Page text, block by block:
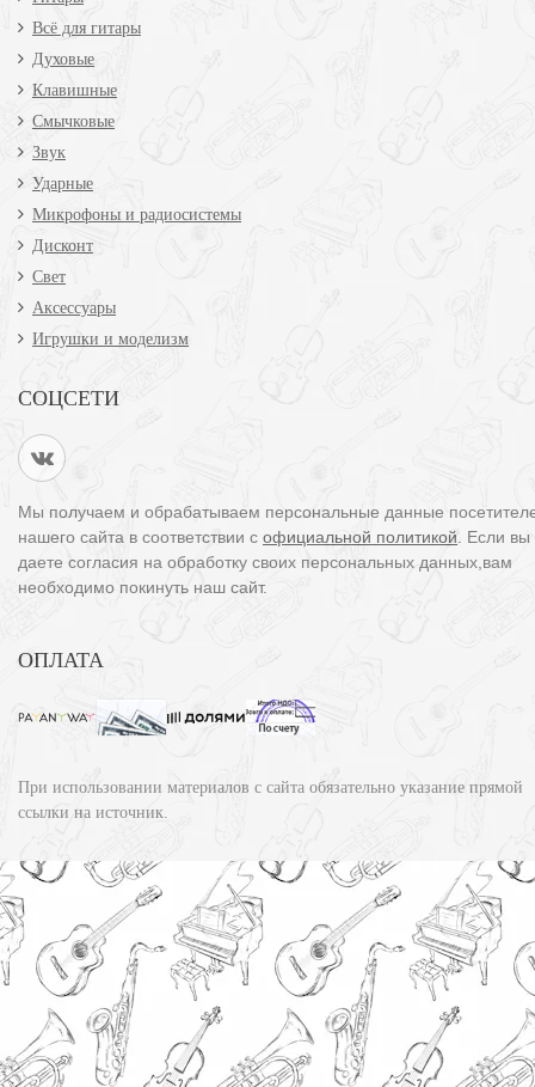
Всё для гитары
Духовые
Клавишные
Смычковые
Звук
Ударные
Микрофоны и радиосистемы
Дисконт
Свет
Аксессуары
Игрушки и моделизм
СОЦСЕТИ
Мы получаем и обрабатываем персональные данные
нашего сайта в соответствии с официальной политикой . Если
даете согласия на обработку своих персональных данных,вам
необходимо покинуть наш сайт.
ОПЛАТА
При использовании материалов с сайта обязательно указание прямой
ссылки на источник.